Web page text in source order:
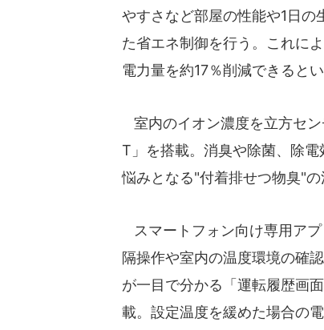
やすさなど部屋の性能や1日
た省エネ制御を行う。これに
電力量を約17％削減できるとい
室内のイオン濃度を立方セ
T」を搭載。消臭や除菌、除
悩みとなる"付着排せつ物臭"
スマートフォン向け専用ア
隔操作や室内の温度環境の確
が一目で分かる「運転履歴画
載。設定温度を緩めた場合の